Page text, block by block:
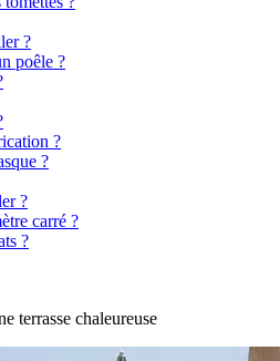
?
poêle ?
?
?
?
carré ?
?
terrasse chaleureuse